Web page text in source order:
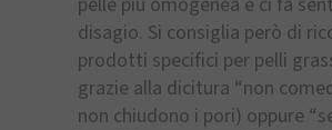
disagio. Si consiglia però di
prodotti specifici per pelli
grazie alla dicitura “non
non chiudono i pori) oppure